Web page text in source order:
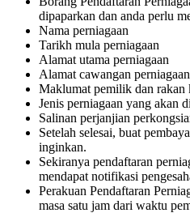
dipaparkan dan anda perlu
Nama perniagaan
Tarikh mula perniagaan
Alamat utama perniagaan
Alamat cawangan
Maklumat pemilik dan rakan
Jenis perniagaan yang akan
Salinan perjanjian
Setelah selesai, buat
inginkan.
Sekiranya pendaftaran
mendapat notifikasi
Perakuan Pendaftaran
masa satu jam dari waktu